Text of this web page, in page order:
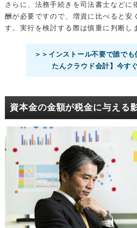
さらに、法務手続きを司法書士などに
酬が必要ですので、増資に比べると安
す。実行を検討する際は慎重に判断し
＞＞インストール不要で誰で
たんクラウド会計】今す
資本金の金額が税金に与える